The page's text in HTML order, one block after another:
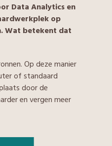
Data Analytics en
op
Wat betekent dat
Op deze manier
of standaard
door de
en vergen meer